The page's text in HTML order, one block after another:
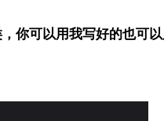
你可以用我写好的也可